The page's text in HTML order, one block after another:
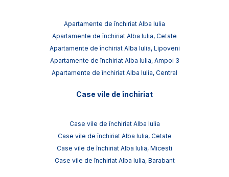
Apartamente de închiriat Alba Iulia
Apartamente de închiriat Alba Iulia, Cetate
Apartamente de închiriat Alba Iulia, Lipoveni
Apartamente de închiriat Alba Iulia, Ampoi 3
Apartamente de închiriat Alba Iulia, Central
Case vile de închiriat
Case vile de închiriat Alba Iulia
Case vile de închiriat Alba Iulia, Cetate
Case vile de închiriat Alba Iulia, Micesti
Case vile de închiriat Alba Iulia, Barabant